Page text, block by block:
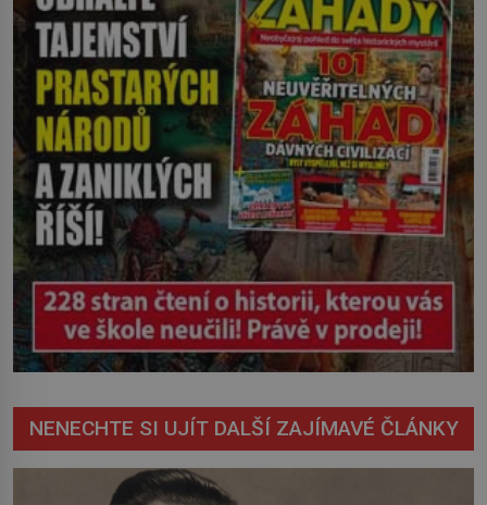
nevyřízené účty. […]
NENECHTE SI UJÍT DALŠÍ ZAJÍMAVÉ ČLÁNKY